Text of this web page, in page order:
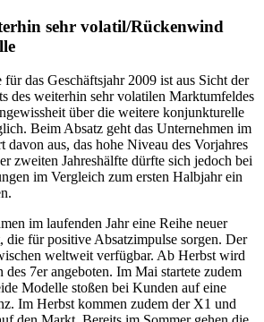
sehr volatil/Rückenwind
das Geschäftsjahr 2009 ist aus Sicht der
des weiterhin sehr volatilen Marktumfeldes
über die weitere konjunkturelle
Beim Absatz geht das Unternehmen im
davon aus, das hohe Niveau des Vorjahres
zweiten Jahreshälfte dürfte sich jedoch bei
im Vergleich zum ersten Halbjahr ein
im laufenden Jahr eine Reihe neuer
für positive Absatzimpulse sorgen. Der
weltweit verfügbar. Ab Herbst wird
7er angeboten. Im Mai startete zudem
Modelle stoßen bei Kunden auf eine
Im Herbst kommen zudem der X1 und